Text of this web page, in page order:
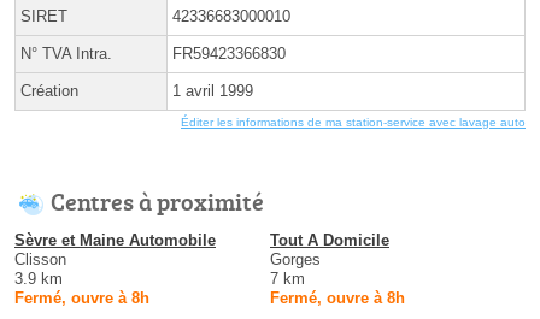
SIRET 42336683000010
N° TVA Intra. FR59423366830
Création 1 avril 1999
Éditer les informations de ma station-service avec lavage auto
Centres à proximité
Sèvre et Maine Automobile
Clisson
3.9 km
Fermé, ouvre à 8h
Tout A Domicile
Gorges
7 km
Fermé, ouvre à 8h